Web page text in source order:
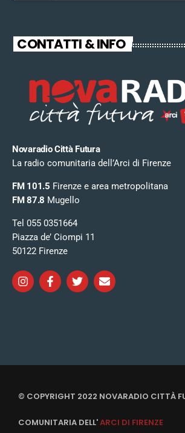
CONTATTI & INFO
Novaradio Città Futura
La radio comunitaria dell’Arci di Firenze
FM 101.5 Firenze e area metropolitana
FM 87.8 Mugello
Tel 055 0351664
Piazza de’ Ciompi 11
50122 Firenze
© COPYRIGHT 2022 NOVARADIO CITTÀ
COMUNITARIA DELL'ARCI DI FIRENZE